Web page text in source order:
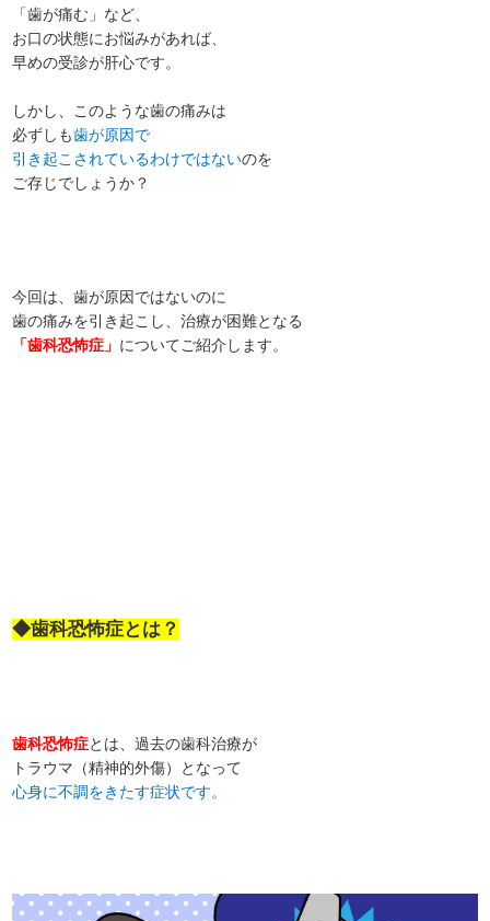
「歯が痛む」など、
お口の状態にお悩みがあれば、
早めの受診が肝心です。
しかし、このような歯の痛みは
必ずしも歯が原因で
引き起こされているわけではないのを
ご存じでしょうか？
今回は、歯が原因ではないのに
歯の痛みを引き起こし、治療が困難となる
「歯科恐怖症」 についてご紹介します。
◆歯科恐怖症とは？
歯科恐怖症とは、過去の歯科治療が
トラウマ（精神的外傷）となって
心身に不調をきたす症状です。